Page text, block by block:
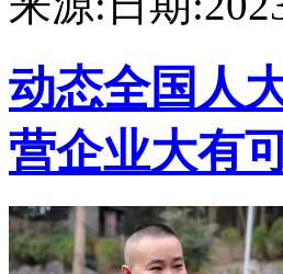
动态全国人
营企业大有